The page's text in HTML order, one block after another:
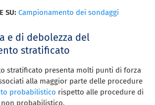
SU: Campionamento dei sondaggi
e di debolezza del
stratificato
stratificato presenta molti punti di forza
alla maggior parte delle procedure
probabilistico rispetto alle procedure di
probabilistico.